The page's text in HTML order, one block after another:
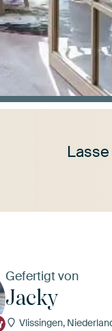
Gefertigt von
Jacky
Vlissingen,